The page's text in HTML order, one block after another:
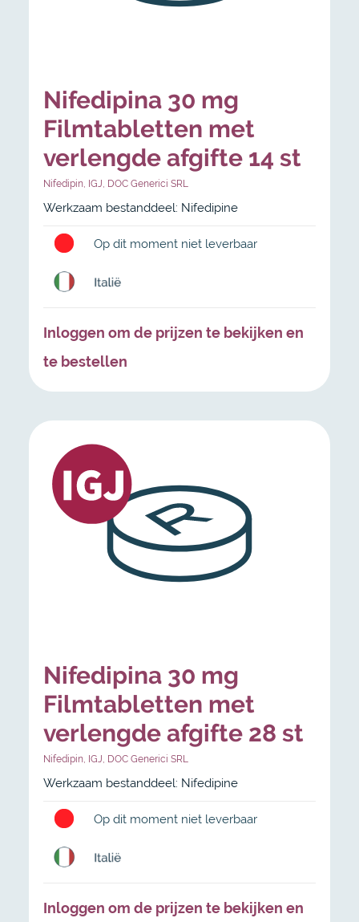
Nifedipina 30 mg
Filmtabletten met
verlengde afgifte 14 st
Nifedipin, IGJ, DOC Generici SRL
Werkzaam bestanddeel: Nifedipine
Op dit moment niet leverbaar
Inloggen om de prijzen te bekijken en
te bestellen
Nifedipina 30 mg
Filmtabletten met
verlengde afgifte 28 st
Nifedipin, IGJ, DOC Generici SRL
Werkzaam bestanddeel: Nifedipine
Op dit moment niet leverbaar
Inloggen om de prijzen te bekijken en